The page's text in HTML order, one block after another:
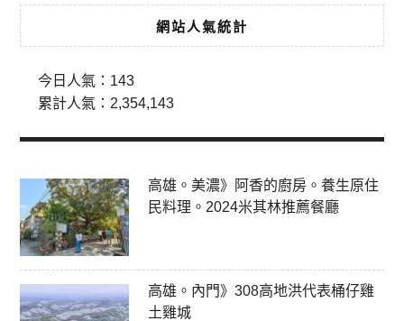
網站人氣統計
今日人氣： 143
累計人氣： 2,354,143
高雄。美濃》阿香的廚房。養生原住
民料理。2024米其林推薦餐廳
高雄。內門》308高地洪代表桶仔雞
土雞城